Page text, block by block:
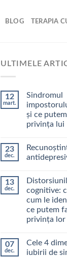
BLOG TERAPIA
ULTIMELE
12
mart.
Sindromul
și ce
privința lui
23
dec.
13
dec.
cognitive:
cum le
ce putem
privinţa lor
07
dec.
Cele 4
iubirii de